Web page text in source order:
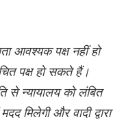
आवश्यक पक्ष नहीं हो
पक्ष हो सकते हैं।
से न्यायालय को लंबित
मिलेगी और वादी द्वारा